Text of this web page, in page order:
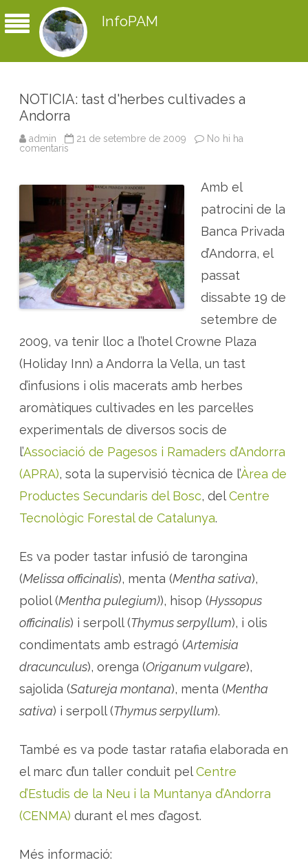
InfoPAM
NOTICIA: tast d'herbes cultivades a
Andorra
admin 21 de setembre de 2009
No hi ha
comentaris
I
C
I
A
:
t
a
s
t
d
'
h
e
r
s
u
a
d
e
s
a
A
d
r
a
Amb el
patrocini de la
Banca Privada
d’Andorra, el
passat
dissabte 19 de
setembre de
2009, va tenir lloc a l’hotel Crowne Plaza
(Holiday Inn) a Andorra la Vella, un tast
d’infusions i olis macerats amb herbes
aromàtiques cultivades en les parcel·les
experimentals de diversos socis de
l’Associació de Pagesos i Ramaders d’Andorra
(APRA), sota la supervisió tècnica de l’Àrea de
Productes Secundaris del Bosc, delCentre
Tecnològic Forestal de Catalunya.
Es va poder tastar infusió de tarongina
(Melissa officinalis), menta (Mentha sativa),
poliol (Mentha pulegium)), hisop (Hyssopus
officinalis) i serpoll (Thymus serpyllum), i olis
condimentats amb estragó (Artemisia
dracunculus), orenga (Origanum vulgare),
sajolida (Satureja montana), menta (Mentha
sativa) i serpoll (Thymus serpyllum).
També es va pode tastar ratafia elaborada en
el marc d’un taller conduit pelCentre
d’Estudis de la Neu i la Muntanya d’Andorra
(CENMA) durant el mes d’agost.
Més informació: